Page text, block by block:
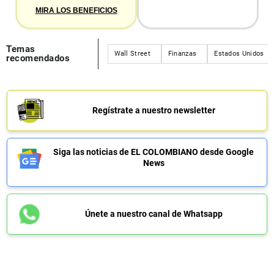
MIRA LOS BENEFICIOS
Temas
recomendados
Wall Street Finanzas Estados Unidos
Regístrate a nuestro newsletter
Siga las noticias de EL COLOMBIANO desde Google
News
Únete a nuestro canal de Whatsapp